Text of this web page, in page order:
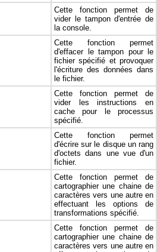
Cette fonction permet de
vider le tampon d'entrée de
la console.
Cette fonction permet
d'effacer le tampon pour le
fichier spécifié et provoquer
l'écriture des données dans
le fichier.
Cette fonction permet de
vider les instructions en
cache pour le processus
spécifié.
Cette fonction permet
d'écrire sur le disque un rang
d'octets dans une vue d'un
fichier.
Cette fonction permet de
cartographier une chaine de
caractères vers une autre en
effectuant les options de
transformations spécifié.
Cette fonction permet de
cartographier une chaine de
caractères vers une autre en